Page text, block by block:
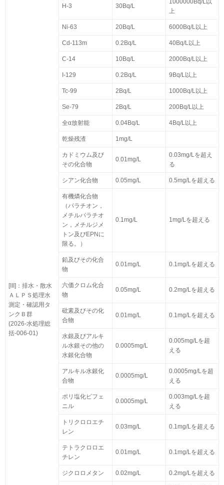
[III]：排水・散水
ＡＬＰＳ処理水
測定・確認用タ
ンクＢ群
(2026-水処理総
括-006-01)
H-3 30Bq/L
1000000Bq/L以
上
Ni-63 20Bq/L 6000Bq/L以上
Cd-113m 0.2Bq/L 40Bq/L以上
C-14 10Bq/L 2000Bq/L以上
I-129 0.2Bq/L 9Bq/L以上
Tc-99 2Bq/L 1000Bq/L以上
Se-79 2Bq/L 200Bq/L以上
全α放射能 0.04Bq/L 4Bq/L以上
乾燥残渣 1mg/L
カドミウム及び
その化合物
0.01mg/L
0.03mg/Lを超え
る
シアン化合物 0.05mg/L 0.5mg/Lを超える
有機燐化合物
（パラチオン，
メチルパラチオ
ン，メチルジメ
トン及びEPNに
限る。）
0.1mg/L 1mg/Lを超える
鉛及びその化合
物
0.01mg/L 0.1mg/Lを超える
六価クロム化合
物
0.05mg/L 0.2mg/Lを超える
砒素及びその化
合物
0.01mg/L 0.1mg/Lを超える
水銀及びアルキ
ル水銀その他の
水銀化合物
0.0005mg/L
0.005mg/Lを超
える
アルキル水銀化
合物
0.0005mg/L
0.0005mg/Lを超
える
ポリ塩化ビフェ
ニル
0.0005mg/L
0.003mg/Lを超
える
トリクロロエチ
レン
0.03mg/L 0.1mg/Lを超える
テトラクロロエ
チレン
0.01mg/L 0.1mg/Lを超える
ジクロロメタン 0.02mg/L 0.2mg/Lを超える